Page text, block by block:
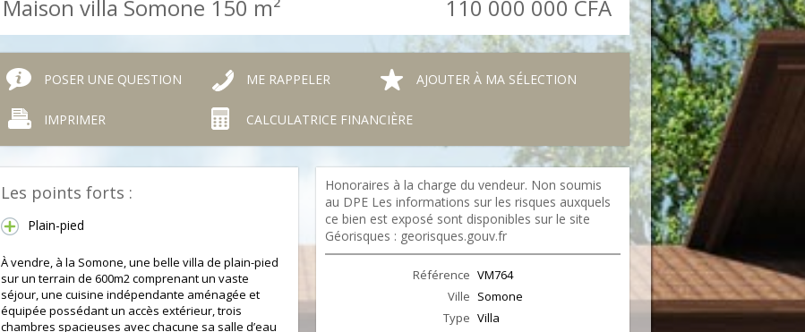
Maison villa Somone 150 m² 110 000 000 CFA
POSER UNE QUESTION ME RAPPELER AJOUTER À MA SÉLECTION
IMPRIMER CALCULATRICE FINANCIÈRE
Les points forts :
Plain-pied
À vendre, à la Somone, une belle villa de plain-pied
sur un terrain de 600m2 comprenant un vaste
séjour, une cuisine indépendante aménagée et
équipée possédant un accès extérieur, trois
chambres spacieuses avec chacune sa salle d’eau
Honoraires à la charge du vendeur. Non soumis
au DPE Les informations sur les risques auxquels
ce bien est exposé sont disponibles sur le site
Géorisques : georisques.gouv.fr
Référence VM764
Ville Somone
Type Villa